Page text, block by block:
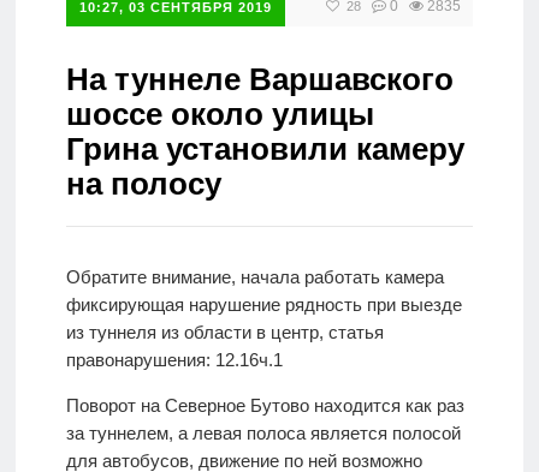
10:27, 03 СЕНТЯБРЯ 2019 28 0 2835
На туннеле Варшавского
шоссе около улицы
Грина установили камеру
на полосу
Обратите внимание, начала работать камера
фиксирующая нарушение рядность при выезде
из туннеля из области в центр, статья
правонарушения: 12.16ч.1
Поворот на Северное Бутово находится как раз
за туннелем, а левая полоса является полосой
для автобусов, движение по ней возможно